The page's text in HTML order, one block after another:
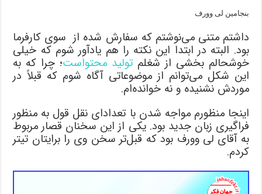
بنجامین لی وورف
داشتم متنی می‌نوشتم که سفارش شده از سوی کارفرما
بود. البته در ابتدا این نکته را هم یادآور شوم که خیلی
خوشحالم بخشی از شغلم تولید محتواست؛ چرا که به
این شکل می‌توانم از موضوعاتی آگاه شوم که قبلاً در
موردش نشنیده و نه خوانده‌ام.
اینجا منظورم مواجه شدن با تعدادای نقل قول به منظور
فراگیری زبان جدید بود. یکی از این سخنان قصار مربوط
به آقای لی وورف بود که قبل‌تر سخن وی را برایتان تیتر
کردم.